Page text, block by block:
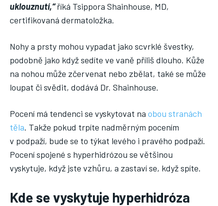
uklouznutí,“říká Tsippora Shainhouse, MD,
certifikovaná dermatoložka.
Nohy a prsty mohou vypadat jako scvrklé švestky,
podobně jako když sedíte ve vaně příliš dlouho. Kůže
na nohou může zčervenat nebo zbělat, také se může
loupat či svědit, dodává Dr. Shainhouse.
Pocení má tendenci se vyskytovat na obou stranách
těla. Takže pokud trpíte nadměrným pocením
v podpaží, bude se to týkat levého i pravého podpaží.
Pocení spojené s hyperhidrózou se většinou
vyskytuje, když jste vzhůru, a zastaví se, když spíte.
Kde se vyskytuje hyperhidróza